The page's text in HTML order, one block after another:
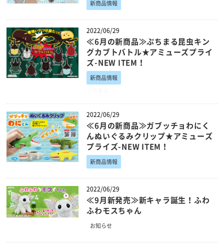
新商品情報
2022/06/29
≪6月の新商品≫ぷちまる昆虫キン
グカブトバトル★アミューズプライ
ズ-NEW ITEM！
新商品情報
2022/06/29
≪6月の新商品≫ガブッチョわにく
んぬいぐるみクリップ★アミューズ
プライズ-NEW ITEM！
新商品情報
2022/06/29
≪9月新発売≫新キャラ誕生！ふわ
ふわモスちゃん
お知らせ